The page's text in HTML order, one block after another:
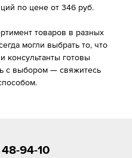
по цене от 346 руб.
товаров в разных
могли выбрать то, что
консультанты готовы
с выбором — свяжитесь
94-10